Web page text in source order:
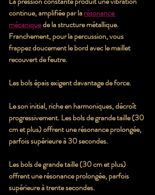
continue, amplifiée par la résonance
mécanique de la structure métallique.
Franchement, pour la percussion, vous
frappez doucement le bord avec le maillet
recouvert de feutre.
Les bols épais exigent davantage de force.
Le son initial, riche en harmoniques, décroît
progressivement. Les bols de grande taille (30
cm et plus) offrent une résonance prolongée,
parfois supérieure à 30 secondes.
Les bols de grande taille (30 cm et plus)
offrent une résonance prolongée, parfois
supérieure à trente secondes.